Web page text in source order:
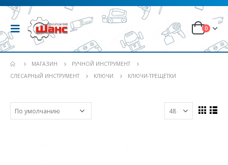
0
МАГАЗИН
РУЧНОЙ ИНСТРУМЕНТ
СЛЕСАРНЫЙ ИНСТРУМЕНТ
КЛЮЧИ КЛЮЧИ-ТРЕЩЁТКИ